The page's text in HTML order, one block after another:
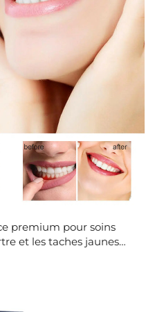
premium pour soins
et les taches jaunes